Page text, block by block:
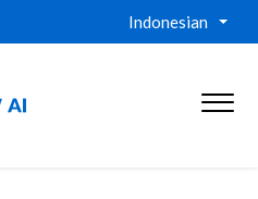
Indonesian